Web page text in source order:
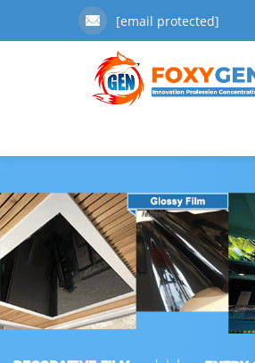
[email protected]